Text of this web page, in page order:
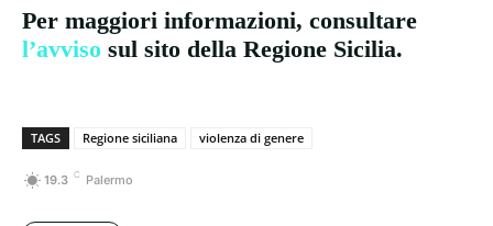
Per maggiori informazioni, consultare
l’avviso sul sito della Regione Sicilia.
TAGS Regione siciliana violenza di genere
19.3 C Palermo